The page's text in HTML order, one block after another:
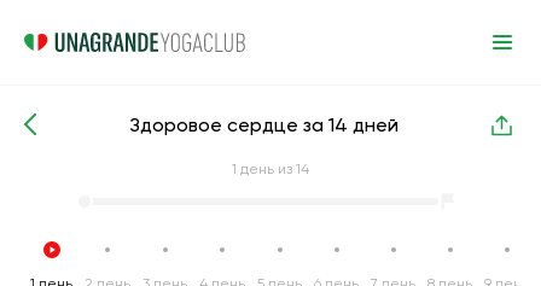
Интенсивные курсы йоги Кардио
Здоровое сердце за 14 дней
1 день из 14